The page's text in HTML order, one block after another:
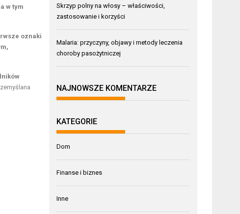
w tym
oznaki
Skrzyp polny na włosy – właściwości,
zastosowanie i korzyści
Malaria: przyczyny, objawy i metody leczenia
choroby pasożytniczej
NAJNOWSZE KOMENTARZE
KATEGORIE
Dom
Finanse i biznes
Inne